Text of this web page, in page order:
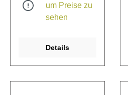
um Preise zu
sehen
Details